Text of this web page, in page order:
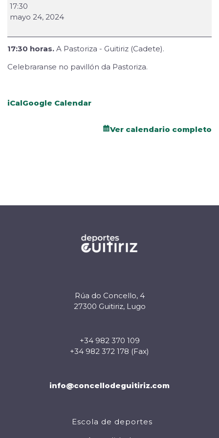
17:30
mayo 24, 2024
17:30 horas. A Pastoriza - Guitiriz (Cadete).
Celebraranse no pavillón da Pastoriza.
iCalGoogle Calendar
Ver calendario completo
Rúa do Concello, 4
27300 Guitiriz, Lugo
+34 982 370 109
+34 982 372 178 (Fax)
info@concellodeguitiriz.com
Escola de deportes